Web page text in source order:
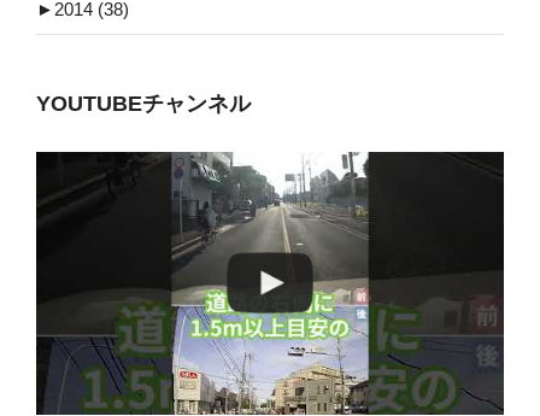
► 2014 (38)
YOUTUBEチャンネル